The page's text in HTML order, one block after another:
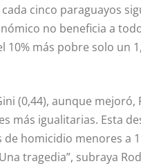
cinco paraguayos
no beneficia a
10% más pobre solo un
(0,44), aunque
más igualitarias. Esta
homicidio menores a
tragedia”, subraya